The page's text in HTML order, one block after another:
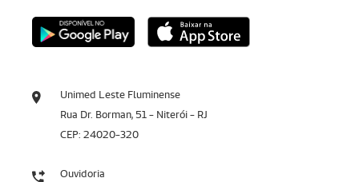
Unimed Leste Fluminense
Rua Dr. Borman, 51 - Niterói - RJ
CEP: 24020-320
Ouvidoria